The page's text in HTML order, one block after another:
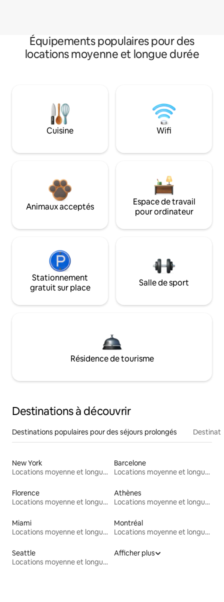
Équipements populaires pour des
locations moyenne et longue durée
Cuisine Wifi
Animaux acceptés
Espace de travail
pour ordinateur
Stationnement
gratuit sur place
Salle de sport
Résidence de tourisme
Destinations à découvrir
Destinations populaires pour des séjours prolongés
New York
Locations moyenne et longue durée
Barcelone
Locations moyenne et longue durée
Florence
Locations moyenne et longue durée
Athènes
Locations moyenne et longue durée
Miami
Locations moyenne et longue durée
Montréal
Locations moyenne et longue durée
Seattle
Locations moyenne et longue durée
Afficher plus